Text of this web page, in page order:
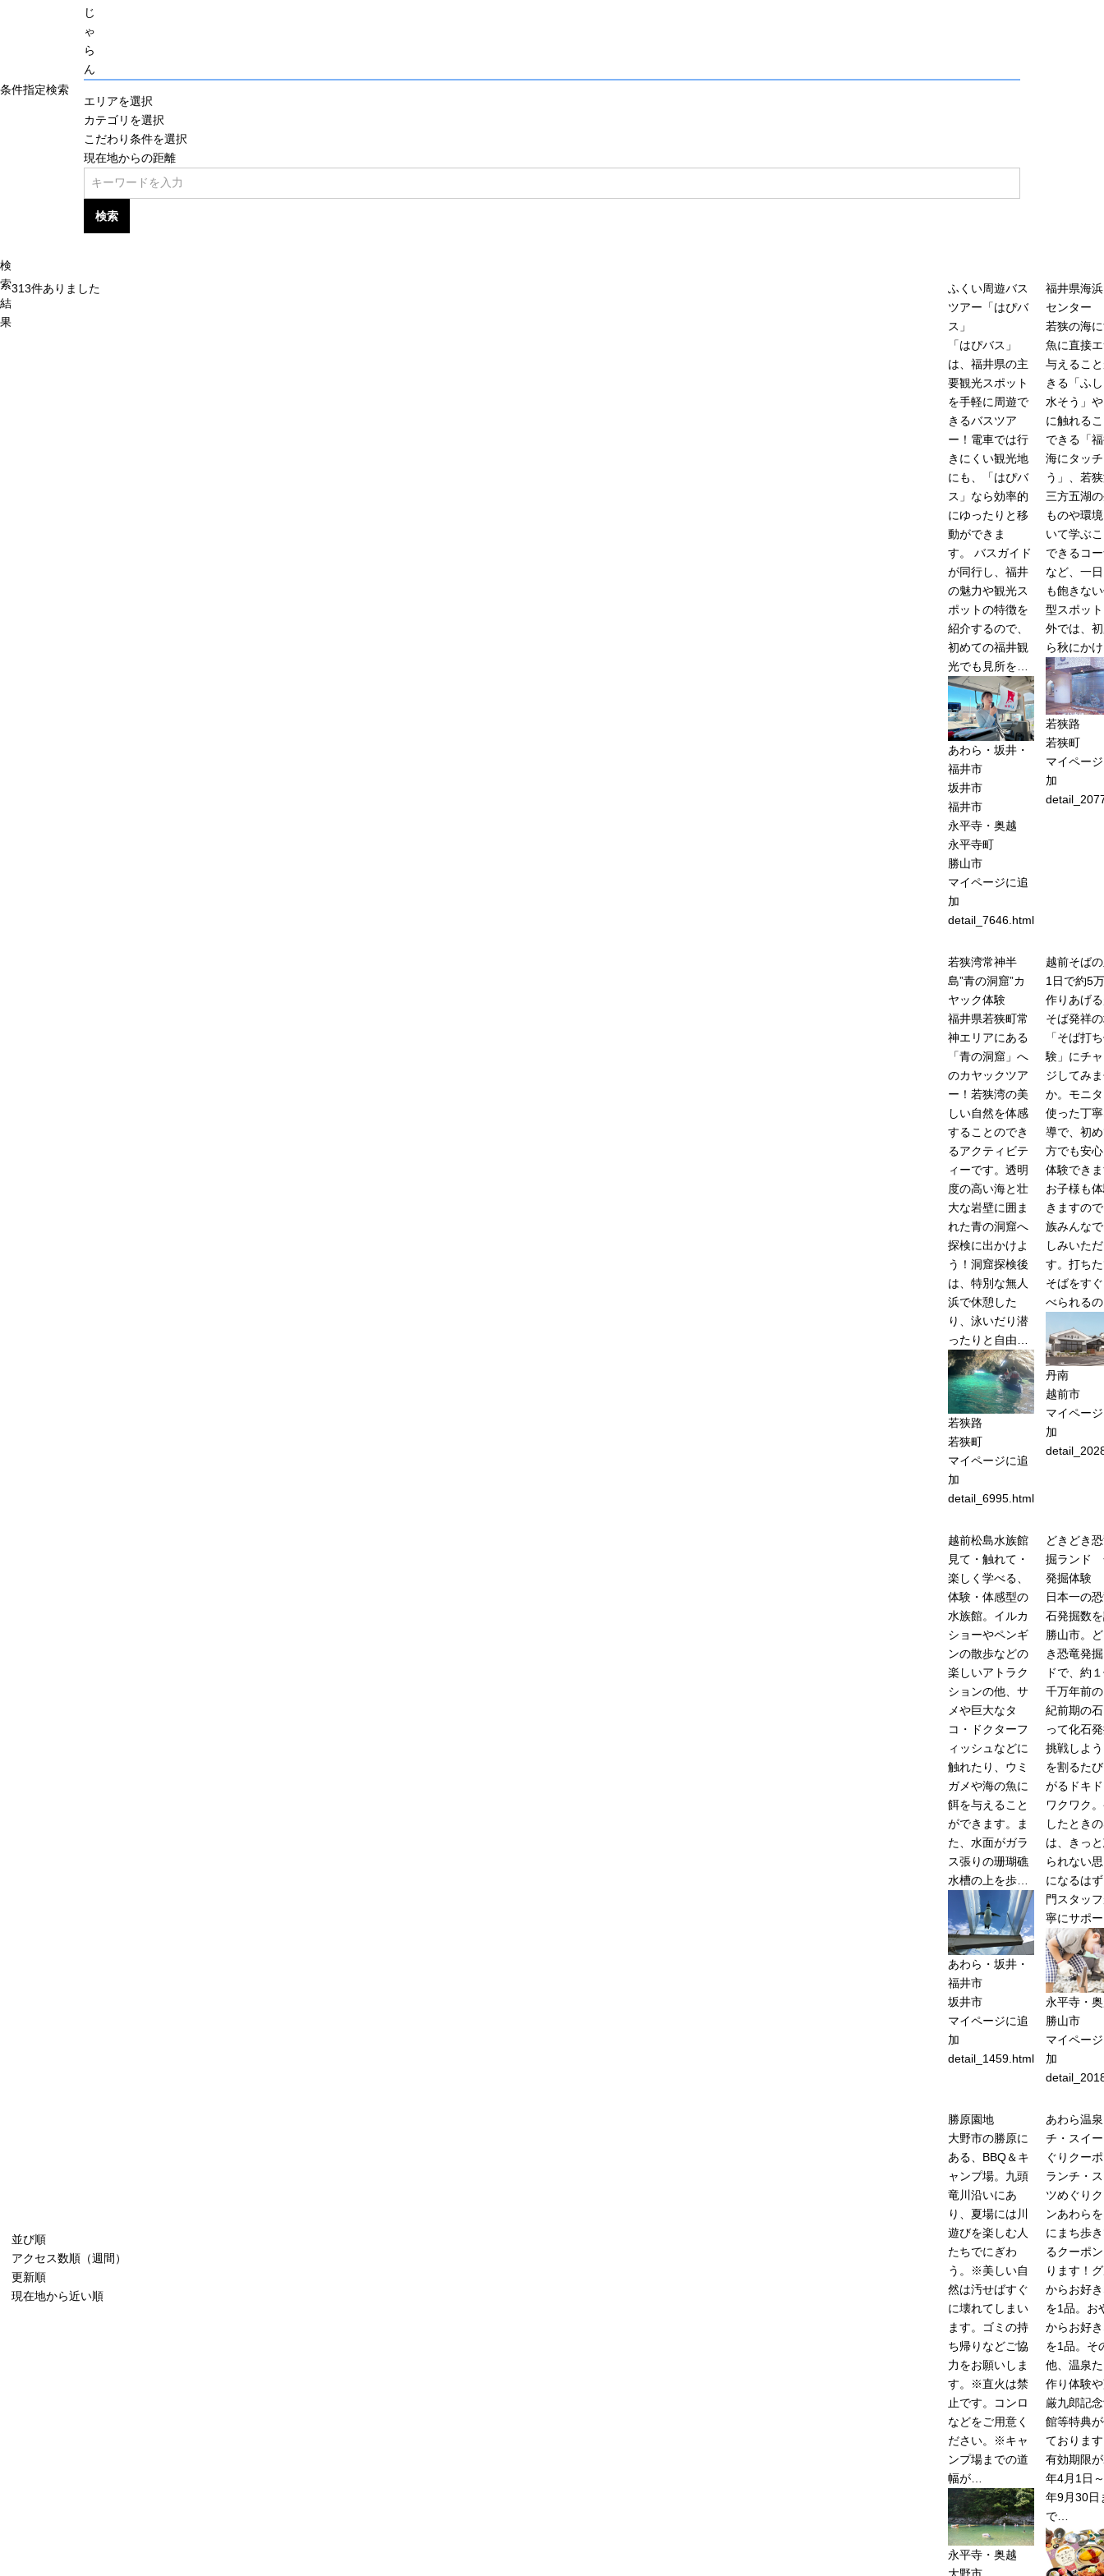
じ
ゃ
ら
ん
条件指定検索
エリアを選択
カテゴリを選択
こだわり条件を選択
現在地からの距離
検索
検
索
結
果
313件ありました
並び順
アクセス数順（週間）
更新順
現在地から近い順
ふくい周遊バス
ツアー「はぴバ
ス」
「はぴバス」
は、福井県の主
要観光スポット
を手軽に周遊で
きるバスツア
ー！電車では行
きにくい観光地
にも、「はぴバ
ス」なら効率的
にゆったりと移
動ができま
す。 バスガイド
が同行し、福井
の魅力や観光ス
ポットの特徴を
紹介するので、
初めての福井観
光でも見所を…
あわら・坂井・
福井市
坂井市
福井市
永平寺・奥越
永平寺町
勝山市
マイページに追
加
detail_7646.html
福井県海
センター
若狭の海
魚に直接
与えるこ
きる「ふ
水そう」
に触れる
できる「
海にタッ
う」、若
三方五湖
ものや環
いて学ぶ
できるコ
など、一
も飽きな
型スポッ
外では、
ら秋にか
若狭路
若狭町
マイペー
加
若狭湾常神半
島”青の洞窟”カ
ヤック体験
福井県若狭町常
神エリアにある
「青の洞窟」へ
のカヤックツア
ー！若狭湾の美
しい自然を体感
することのでき
るアクティビテ
ィーです。透明
度の高い海と壮
大な岩壁に囲ま
れた青の洞窟へ
探検に出かけよ
う！洞窟探検後
は、特別な無人
浜で休憩した
り、泳いだり潜
ったりと自由…
若狭路
若狭町
マイページに追
加
detail_6995.html
越前そば
1日で約5
作りあげ
そば発祥
「そば打
験」にチ
ジしてみ
か。モニ
使った丁
導で、初
方でも安
体験でき
お子様も
きますの
族みんな
しみいた
す。打ち
そばをす
べられる
丹南
越前市
マイペー
加
越前松島水族館
見て・触れて・
楽しく学べる、
体験・体感型の
水族館。イルカ
ショーやペンギ
ンの散歩などの
楽しいアトラク
ションの他、サ
メや巨大なタ
コ・ドクターフ
ィッシュなどに
触れたり、ウミ
ガメや海の魚に
餌を与えること
ができます。ま
た、水面がガラ
ス張りの珊瑚礁
水槽の上を歩…
あわら・坂井・
福井市
坂井市
マイページに追
加
detail_1459.html
どきどき
掘ランド
発掘体験
日本一の
石発掘数
勝山市。
き恐竜発
ドで、約
千万年前
紀前期の
って化石
挑戦しよ
を割るた
がるドキ
ワクワク
したとき
は、きっ
られない
になるは
門スタッ
寧にサポ
永平寺・
勝山市
マイペー
加
勝原園地
大野市の勝原に
ある、BBQ＆キ
ャンプ場。九頭
竜川沿いにあ
り、夏場には川
遊びを楽しむ人
たちでにぎわ
う。※美しい自
然は汚せばすぐ
に壊れてしまい
ます。ゴミの持
ち帰りなどご協
力をお願いしま
す。※直火は禁
止です。コンロ
などをご用意く
ださい。※キャ
ンプ場までの道
幅が…
永平寺・奥越
あわら温
チ・スイ
ぐりクー
ランチ・
ツめぐり
ンあわら
にまち歩
るクーポ
ります！
からお好
を1品。お
からお好
を1品。そ
他、温泉
作り体験
厳九郎記
館等特典
ておりま
有効期限
年4月1日
年9月30日
で…